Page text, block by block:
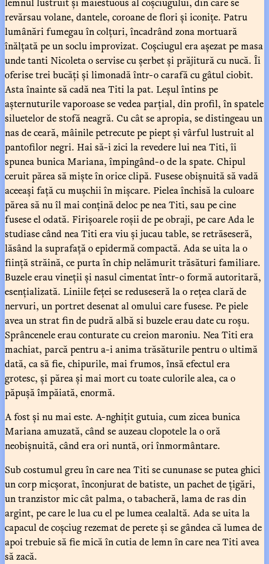
revărsau volane, dantele, coroane de flori și iconițe. Patru
lumânări fumegau în colțuri, încadrând zona mortuară
înălțată pe un soclu improvizat. Coșciugul era așezat pe masa
unde tanti Nicoleta o servise cu șerbet și prăjitură cu nucă. Îi
oferise trei bucăți și limonadă într-o carafă cu gâtul ciobit.
Asta înainte să cadă nea Titi la pat. Leșul întins pe
așternuturile vaporoase se vedea parțial, din profil, în spatele
siluetelor de stofă neagră. Cu cât se apropia, se distingeau un
nas de ceară, mâinile petrecute pe piept și vârful lustruit al
pantofilor negri. Hai să-i zici la revedere lui nea Titi, îi
spunea bunica Mariana, împingând-o de la spate. Chipul
ceruit părea să miște în orice clipă. Fusese obișnuită să vadă
aceeași față cu mușchii în mișcare. Pielea închisă la culoare
părea să nu îl mai conțină deloc pe nea Titi, sau pe cine
fusese el odată. Firișoarele roșii de pe obraji, pe care Ada le
studiase când nea Titi era viu și jucau table, se retrăseseră,
lăsând la suprafață o epidermă compactă. Ada se uita la o
ființă străină, ce purta în chip nelămurit trăsături familiare.
Buzele erau vineții și nasul cimentat într-o formă autoritară,
esențializată. Liniile feței se reduseseră la o rețea clară de
nervuri, un portret desenat al omului care fusese. Pe piele
avea un strat fin de pudră albă si buzele erau date cu roșu.
Sprâncenele erau conturate cu creion maroniu. Nea Titi era
machiat, parcă pentru a-i anima trăsăturile pentru o ultimă
dată, ca să fie, chipurile, mai frumos, însă efectul era
grotesc, și părea și mai mort cu toate culorile alea, ca o
păpușă împăiată, enormă.
A fost și nu mai este. A-nghițit gutuia, cum zicea bunica
Mariana amuzată, când se auzeau clopotele la o oră
neobișnuită, când era ori nuntă, ori înmormântare.
Sub costumul greu în care nea Titi se cununase se putea ghici
un corp micșorat, înconjurat de batiste, un pachet de țigări,
un tranzistor mic cât palma, o tabacheră, lama de ras din
argint, pe care le lua cu el pe lumea cealaltă. Ada se uita la
capacul de coșciug rezemat de perete și se gândea că lumea de
apoi trebuie să fie mică în cutia de lemn în care nea Titi avea
să zacă.